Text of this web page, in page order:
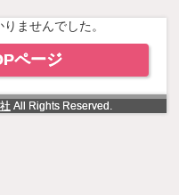
ませんでした。
ページ
All Rights Reserved.